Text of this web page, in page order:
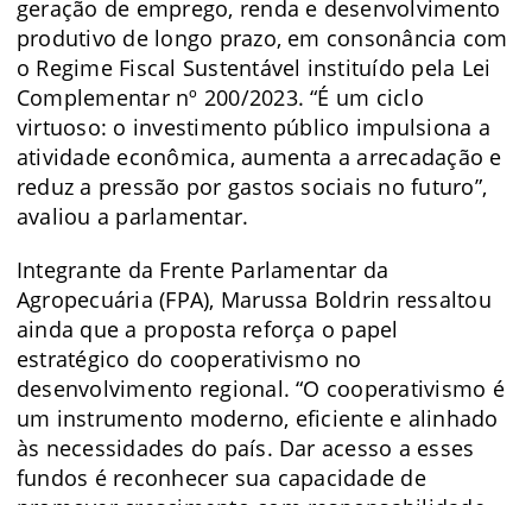
geração de emprego, renda e desenvolvimento
produtivo de longo prazo, em consonância com
o Regime Fiscal Sustentável instituído pela Lei
Complementar nº 200/2023. “É um ciclo
virtuoso: o investimento público impulsiona a
atividade econômica, aumenta a arrecadação e
reduz a pressão por gastos sociais no futuro”,
avaliou a parlamentar.
Integrante da Frente Parlamentar da
Agropecuária (FPA), Marussa Boldrin ressaltou
ainda que a proposta reforça o papel
estratégico do cooperativismo no
desenvolvimento regional. “O cooperativismo é
um instrumento moderno, eficiente e alinhado
às necessidades do país. Dar acesso a esses
fundos é reconhecer sua capacidade de